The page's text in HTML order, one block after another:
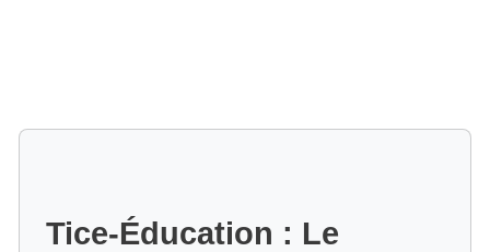
Tice-Éducation : Le